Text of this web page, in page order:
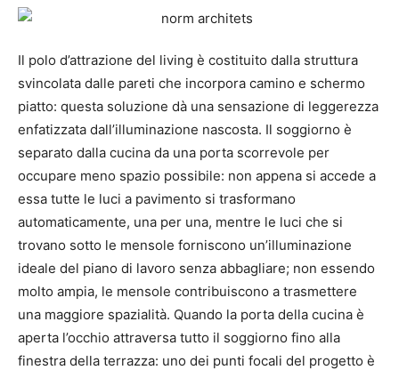
Il polo d’attrazione del living è costituito dalla struttura
svincolata dalle pareti che incorpora camino e schermo
piatto: questa soluzione dà una sensazione di leggerezza
enfatizzata dall’illuminazione nascosta. Il soggiorno è
separato dalla cucina da una porta scorrevole per
occupare meno spazio possibile: non appena si accede a
essa tutte le luci a pavimento si trasformano
automaticamente, una per una, mentre le luci che si
trovano sotto le mensole forniscono un’illuminazione
ideale del piano di lavoro senza abbagliare; non essendo
molto ampia, le mensole contribuiscono a trasmettere
una maggiore spazialità. Quando la porta della cucina è
aperta l’occhio attraversa tutto il soggiorno fino alla
finestra della terrazza: uno dei punti focali del progetto è